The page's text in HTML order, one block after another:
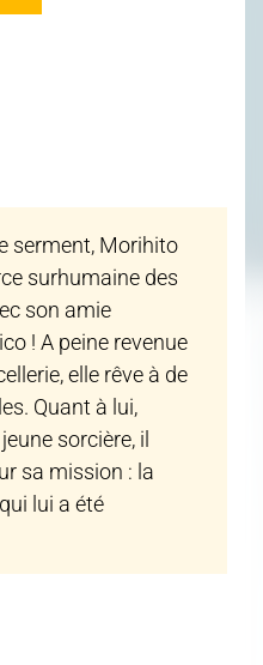
serment, Morihito
surhumaine des
son amie
! A peine revenue
elle rêve à de
Quant à lui,
sorcière, il
sa mission : la
lui a été